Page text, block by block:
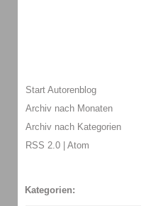
Start Autorenblog
Archiv nach Monaten
Archiv nach Kategorien
RSS 2.0 | Atom
Kategorien: